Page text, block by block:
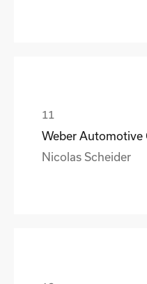
Weber Automotive
Nicolas Scheider